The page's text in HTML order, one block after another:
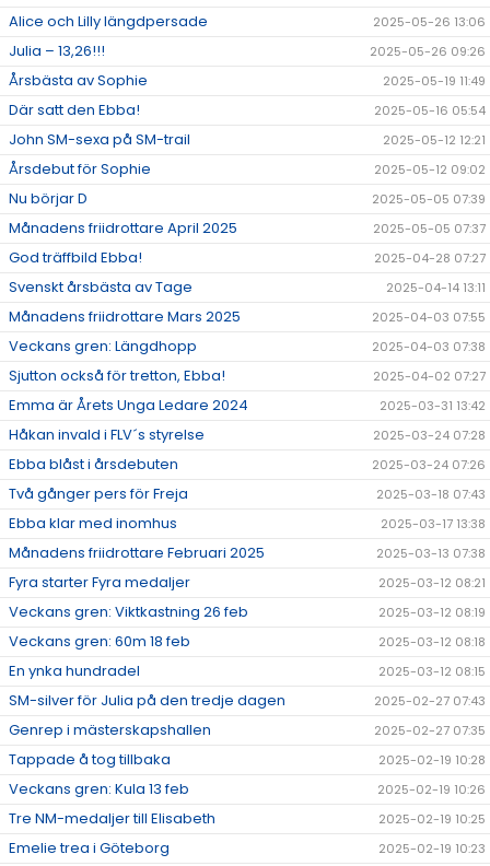
Alice och Lilly längdpersade 2025-05-26 13:06
Julia – 13,26!!! 2025-05-26 09:26
Årsbästa av Sophie 2025-05-19 11:49
Där satt den Ebba! 2025-05-16 05:54
John SM-sexa på SM-trail 2025-05-12 12:21
Årsdebut för Sophie 2025-05-12 09:02
Nu börjar D 2025-05-05 07:39
Månadens friidrottare April 2025 2025-05-05 07:37
God träffbild Ebba! 2025-04-28 07:27
Svenskt årsbästa av Tage 2025-04-14 13:11
Månadens friidrottare Mars 2025 2025-04-03 07:55
Veckans gren: Längdhopp 2025-04-03 07:38
Sjutton också för tretton, Ebba! 2025-04-02 07:27
Emma är Årets Unga Ledare 2024 2025-03-31 13:42
Håkan invald i FLV´s styrelse 2025-03-24 07:28
Ebba blåst i årsdebuten 2025-03-24 07:26
Två gånger pers för Freja 2025-03-18 07:43
Ebba klar med inomhus 2025-03-17 13:38
Månadens friidrottare Februari 2025 2025-03-13 07:38
Fyra starter Fyra medaljer 2025-03-12 08:21
Veckans gren: Viktkastning 26 feb 2025-03-12 08:19
Veckans gren: 60m 18 feb 2025-03-12 08:18
En ynka hundradel 2025-03-12 08:15
SM-silver för Julia på den tredje dagen 2025-02-27 07:43
Genrep i mästerskapshallen 2025-02-27 07:35
Tappade å tog tillbaka 2025-02-19 10:28
Veckans gren: Kula 13 feb 2025-02-19 10:26
Tre NM-medaljer till Elisabeth 2025-02-19 10:25
Emelie trea i Göteborg 2025-02-19 10:23